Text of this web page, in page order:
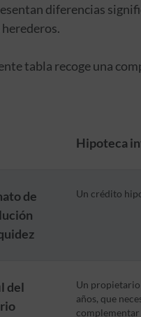
diferencias
tabla recoge una
Hipoteca
de
Un crédito
del
Un propietario
años, que